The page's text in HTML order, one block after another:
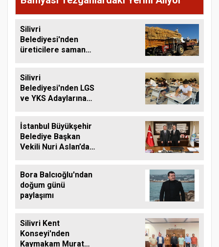
Silivri
Belediyesi'nden
üreticilere saman
Silivri
Belediyesi'nden LGS
ve YKS Adaylarına
İstanbul Büyükşehir
Belediye Başkan
Vekili Nuri Aslan’dan
Bora Balcıoğlu'ndan
doğum günü
paylaşımı
Silivri Kent
Konseyi'nden
Kaymakam Murat